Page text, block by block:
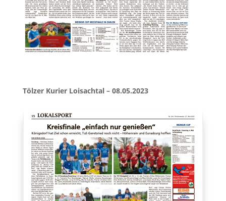
Tölzer Kurier Loisachtal – 08.05.2023